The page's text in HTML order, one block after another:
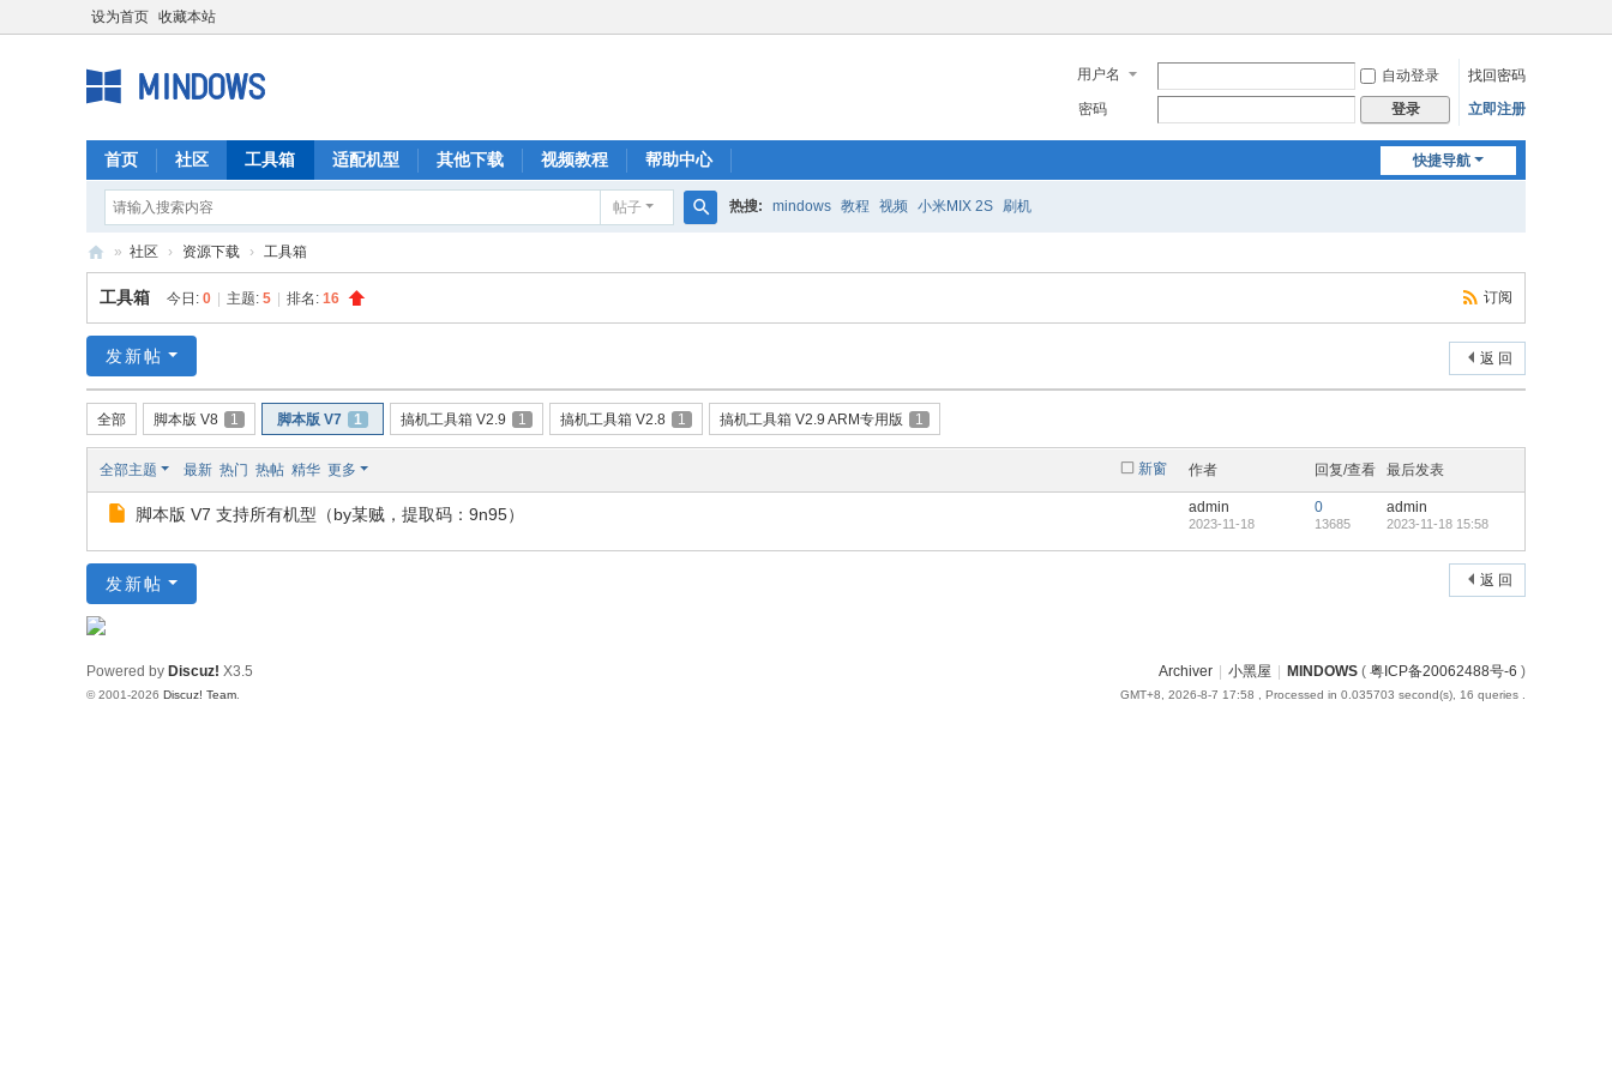
设为首页 收藏本站
用户名 自动登录
找回密码
密码
登录 立即注册
快捷导航
首页 社区 工具箱 适配机型 其他下载 视频教程 帮助中心
帖子
索
热搜: mindows 教程 视频 小米MIX 2S 刷机
M
I
D
O
W
S
» 社区 › 资源下载 › 工具箱
订阅
工具箱 今日: 0 主题: 5 排名: 16
返 回
发新帖
全部 脚本版 V8 1 脚本版 V7 1 搞机工具箱 V2.9 1 搞机工具箱 V2.8 1 搞机工具箱 V2.9 ARM专用版 1
新窗
全部主题 最新 热门 热帖 精华 更多 作者 回复/查看 最后发表
脚本版 V7 支持所有机型（by某贼，提取码：9n95） admin
2023-11-18
0
13685
admin
2023-11-18 15:58
返 回
发新帖
Archiver 小黑屋 MINDOWS ( 粤ICP备20062488号-6 )
GMT+8, 2026-8-7 17:58 , Processed in 0.035703 second(s), 16 queries .
Powered by Discuz! X3.5
© 2001-2026 Discuz! Team